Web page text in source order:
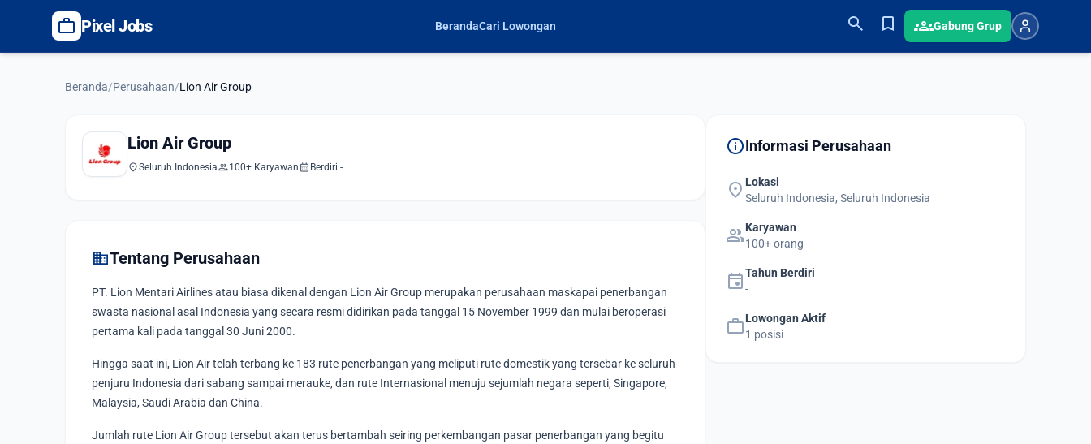
work Pixel Jobs BerandaCari Lowongan search bookmark groupsGabung Grup
Beranda/Perusahaan/Lion Air Group
Lion Air Group
location_onSeluruh Indonesiagroup100+ Karyawan calendar_month Berdiri -
domainTentang Perusahaan
PT. Lion Mentari Airlines atau biasa dikenal dengan Lion Air Group merupakan perusahaan maskapai penerbangan
swasta nasional asal Indonesia yang secara resmi didirikan pada tanggal 15 November 1999 dan mulai beroperasi
pertama kali pada tanggal 30 Juni 2000.
Hingga saat ini, Lion Air telah terbang ke 183 rute penerbangan yang meliputi rute domestik yang tersebar ke seluruh
penjuru Indonesia dari sabang sampai merauke, dan rute Internasional menuju sejumlah negara seperti, Singapore,
Malaysia, Saudi Arabia dan China.
Jumlah rute Lion Air Group tersebut akan terus bertambah seiring perkembangan pasar penerbangan yang begitu
infoInformasi Perusahaan
location_on Lokasi
Seluruh Indonesia, Seluruh Indonesia
groupKaryawan
100+ orang
event Tahun Berdiri
-
workLowongan Aktif
1 posisi